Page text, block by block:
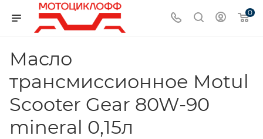
0
Масло
трансмиссионное Motul
Scooter Gear 80W-90
mineral 0,15л